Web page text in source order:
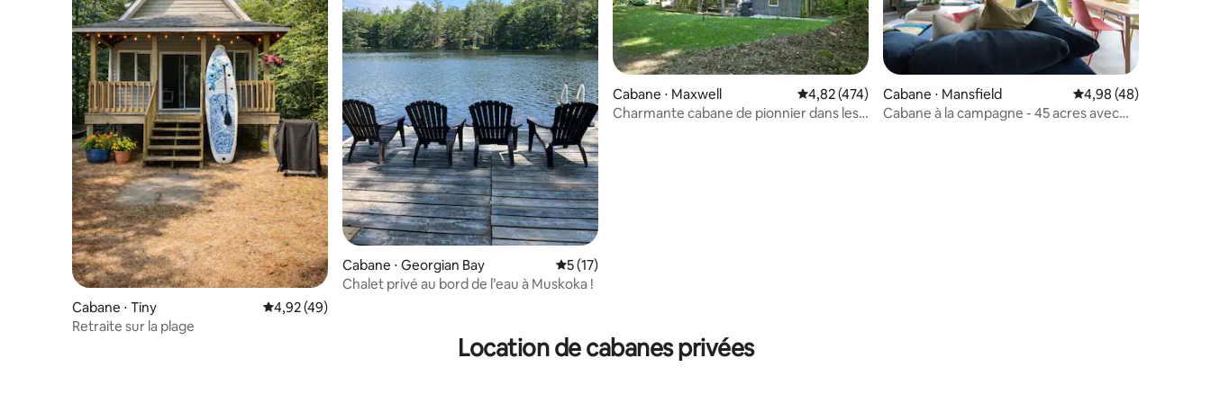
Cabane ⋅ Tiny Évaluation moyenne sur la base de 49 commentaires : 4,92 sur 5
4,92 (49)
Retraite sur la plage
Cabane ⋅ Georgian Bay Évaluation moyenne sur la base de 17 commentaires : 5 sur 5
5 (17)
Chalet privé au bord de l’eau à Muskoka !
Cabane ⋅ Maxwell Évaluation moyenne sur la base de 474 commentaires : 4,82 sur 5
4,82 (474)
Charmante cabane de pionnier dans les
Cabane ⋅ Mansfield Évaluation moyenne
4,98 (48)
Cabane à la campagne - 45 acres avec
Location de cabanes privées